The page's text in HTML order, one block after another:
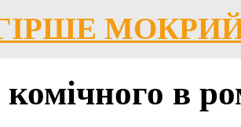
комічного в